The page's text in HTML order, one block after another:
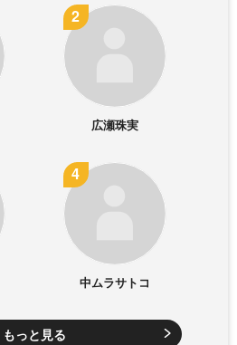
広瀬珠実
中ムラサトコ
もっと見る